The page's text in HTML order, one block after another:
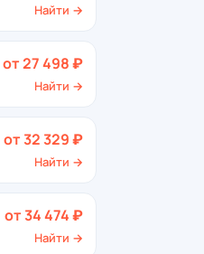
Найти →
от 27 498 ₽
Найти →
от 32 329 ₽
Найти →
от 34 474 ₽
Найти →